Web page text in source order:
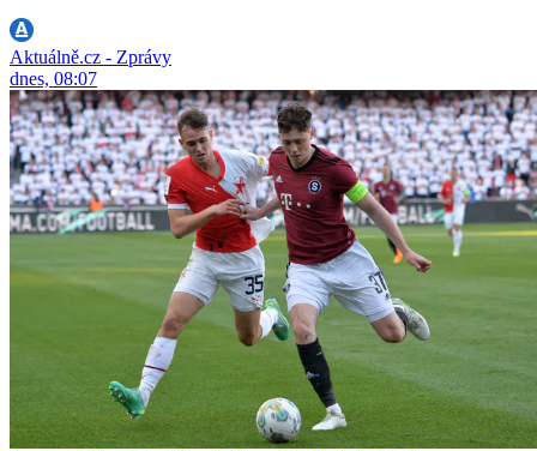
Aktuálně.cz - Zprávy
dnes, 08:07